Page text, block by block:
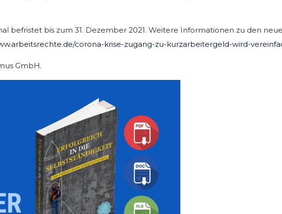
befristet bis zum 31. Dezember 2021. Weitere Informationen zu den
corona-krise-zugang-zu-kurzarbeitergeld-wird-
GmbH.